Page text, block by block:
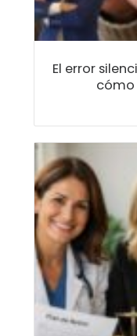
El error
cómo